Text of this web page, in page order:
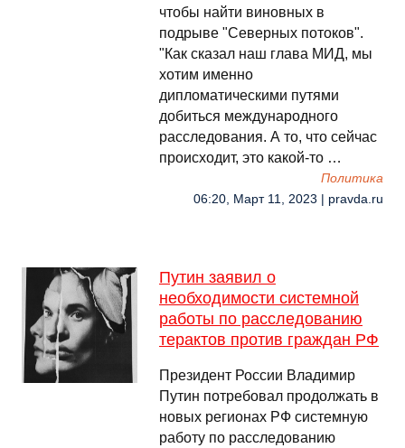
чтобы найти виновных в
подрыве "Северных потоков".
"Как сказал наш глава МИД, мы
хотим именно
дипломатическими путями
добиться международного
расследования. А то, что сейчас
происходит, это какой-то …
Политика
06:20, Март 11, 2023 | pravda.ru
Путин заявил о
необходимости системной
работы по расследованию
терактов против граждан РФ
Президент России Владимир
Путин потребовал продолжать в
новых регионах РФ системную
работу по расследованию